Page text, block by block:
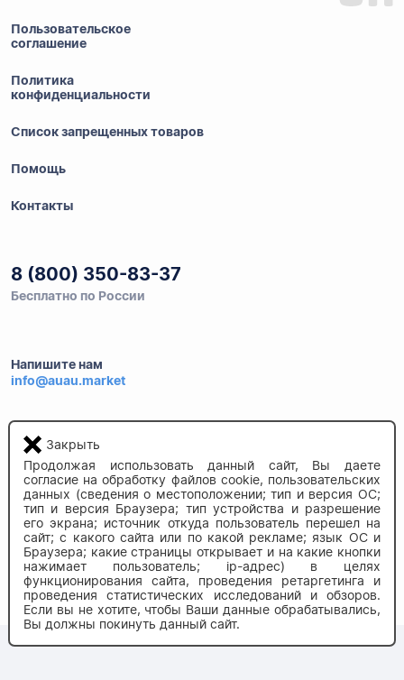
Пользовательское
соглашение
Политика
конфиденциальности
Список запрещенных товаров
Помощь
Контакты
8 (800) 350-83-37
Бесплатно по России
Напишите нам
info@auau.market
236027, г.Калининград
ул.Калязинская 6, оф. 2
© 2020-2026 auau.market
Закрыть
Продолжая использовать данный сайт, Вы даете
согласие на обработку файлов cookie, пользовательских
данных (сведения о местоположении; тип и версия ОС;
тип и версия Браузера; тип устройства и разрешение
его экрана; источник откуда пользователь перешел на
сайт; с какого сайта или по какой рекламе; язык ОС и
Браузера; какие страницы открывает и на какие кнопки
нажимает пользователь; ip-адрес) в целях
функционирования сайта, проведения ретаргетинга и
проведения статистических исследований и обзоров.
Если вы не хотите, чтобы Ваши данные обрабатывались,
Вы должны покинуть данный сайт.